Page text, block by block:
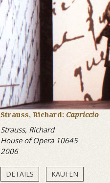
Strauss, Richard: Capriccio
Strauss, Richard
House of Opera 10645
2006
DETAILS KAUFEN